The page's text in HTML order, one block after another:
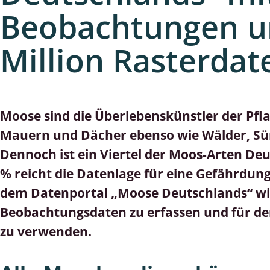
und Resedakäfer
wirbellose Meerestiere
Kernkäfer und
Limnische Kieselalgen
Marine Makroalgen
Moose
Zieralgen
Beobachtungen
Million
Moose sind die Überlebenskünstler der
Mauern und Dächer ebenso wie Wälder,
Dennoch ist ein Viertel der Moos-Arten
% reicht die Datenlage für eine
dem Datenportal „Moose Deutschlands“
Beobachtungsdaten zu erfassen und für
zu verwenden.